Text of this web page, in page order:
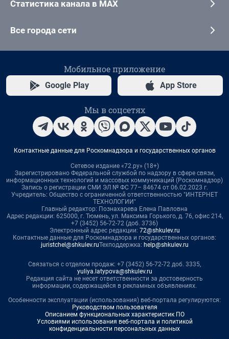
Статистика канала в MAX
Все города сети
Мобильное приложение
Google Play App Store
Мы в соцсетях
Контактные данные для Роскомнадзора и государственных органов
Сетевое издание «72.ру» (18+)
Зарегистрировано Федеральной службой по надзору в сфере связи,
информационных технологий и массовых коммуникаций (Роскомнадзор)
Запись о регистрации СМИ ЭЛ № ФС 77– 84674 от 06.02.2023 г.
Учредитель: Общество с ограниченной ответственностью "ИНТЕРНЕТ
ТЕХНОЛОГИИ"
Главный редактор: Познахарева Елена Павловна
Адрес редакции: 625000, г. Тюмень, ул. Максима Горького, д. 76, офис 214,
+7 (3452) 56-72-72 (доб. 3736)
Электронный адрес редакции: 72@shkulev.ru
Контактные данные для Роскомнадзора и государственных органов:
juristchel@shkulev.ruТехподдержка: help@shkulev.ru
Связаться с отделом продаж: +7 (3452) 56-72-72 доб. 3335,
yuliya.latypova@shkulev.ru
Редакция сайта не несет ответственности за достоверность
информации, содержащейся в рекламных объявлениях.
Особенности эксплуатации (использования) веб-портала регулируются:
Руководством пользователя
Описанием функциональных характеристик ПО
Условиями использования веб-портала и политикой
конфиденциальности персональных данных